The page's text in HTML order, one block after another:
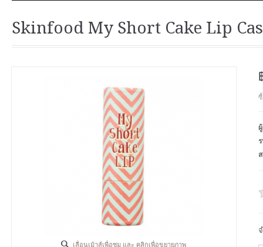
Skinfood My Short Cake Lip
เลื่อนเม้าส์เพื่อซูม และ คลิกเพื่อขยายภาพ